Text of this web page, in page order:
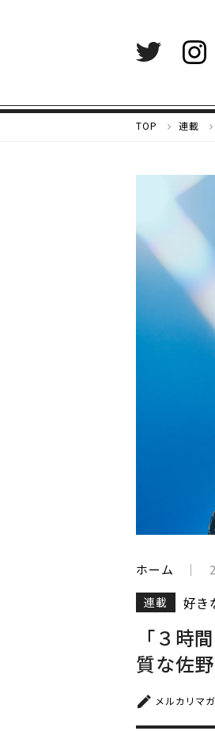
TOP
メ
リ
-
好
の
連載
ホーム
連載 好き
「３時
質な佐
メルカリマ